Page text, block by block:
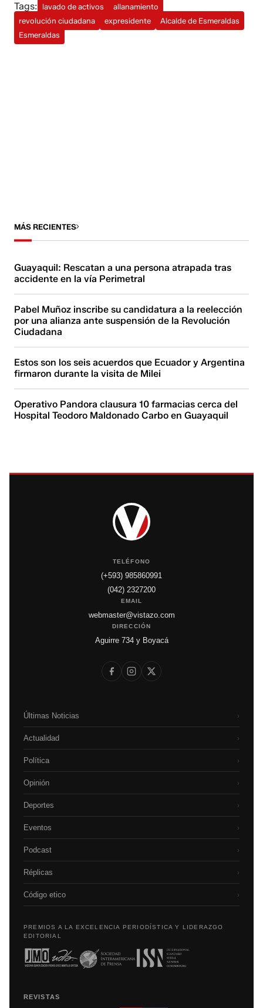
Tags: lavado de activos
allanamiento
revolución ciudadana
expresidente
Alcalde de Esmeraldas
Esmeraldas
MÁS RECIENTES
Guayaquil: Rescatan a una persona atrapada tras
accidente en la vía Perimetral
Pabel Muñoz inscribe su candidatura a la reelección
por una alianza ante suspensión de la Revolución
Ciudadana
Estos son los seis acuerdos que Ecuador y Argentina
firmaron durante la visita de Milei
Operativo Pandora clausura 10 farmacias cerca del
Hospital Teodoro Maldonado Carbo en Guayaquil
TELÉFONO
(+593) 985860991
(042) 2327200
EMAIL
webmaster@vistazo.com
DIRECCIÓN
Aguirre 734 y Boyacá
Últimas Noticias ›
Actualidad ›
Política ›
Opinión ›
Deportes ›
Eventos ›
Podcast ›
Réplicas ›
Código etico ›
PREMIOS A LA EXCELENCIA PERIODÍSTICA Y LIDERAZGO
EDITORIAL
REVISTAS